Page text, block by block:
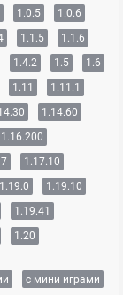
1.0.5
1.0.6
1.1.5
1.1.6
1.4.2 1.5
1.6
1.11
1.11.1
1.14.60
1.16.200
1.17.10
1.19.0
1.19.10
1.19.41
1.20
с мини играми